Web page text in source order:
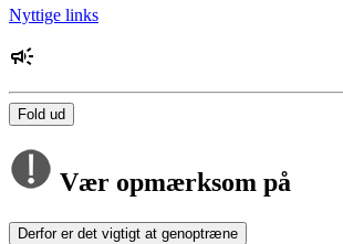
Nyttige links
Fold ud
Vær opmærksom på
Derfor er det vigtigt at genoptræne